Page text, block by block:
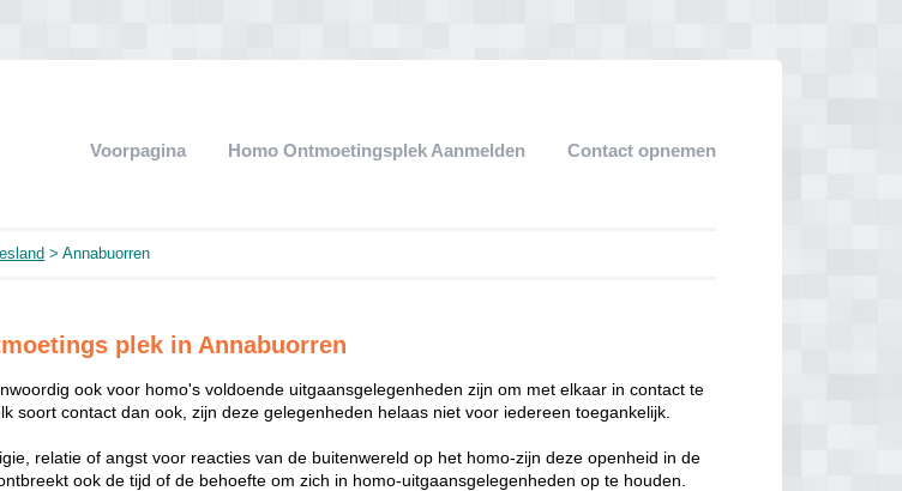
Voorpagina Homo Ontmoetingsplek Aanmelden Contact opnemen
> Annabuorren
plek in Annabuorren
ook voor homo's voldoende uitgaansgelegenheden zijn om met elkaar in contact te
soort contact dan ook, zijn deze gelegenheden helaas niet voor iedereen toegankelijk.
relatie of angst voor reacties van de buitenwereld op het homo-zijn deze openheid in de
ook de tijd of de behoefte om zich in homo-uitgaansgelegenheden op te houden.